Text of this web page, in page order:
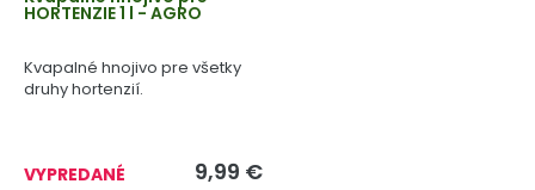
HORTENZIE 1 l - AGRO
Kvapalné hnojivo pre všetky
druhy hortenzií.
VYPREDANÉ 9,99 €